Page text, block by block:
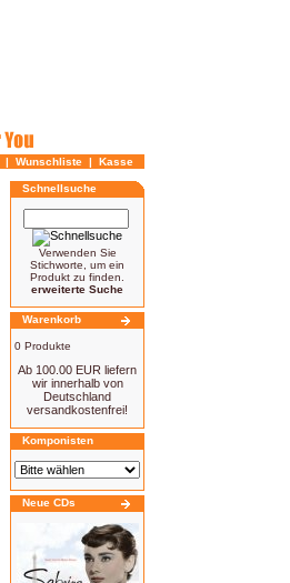
| Wunschliste | Kasse
Schnellsuche
Verwenden Sie
Stichworte, um ein
Produkt zu finden.
erweiterte Suche
Warenkorb
0 Produkte
Ab 100.00 EUR liefern
wir innerhalb von
Deutschland
versandkostenfrei!
Komponisten
Neue CDs